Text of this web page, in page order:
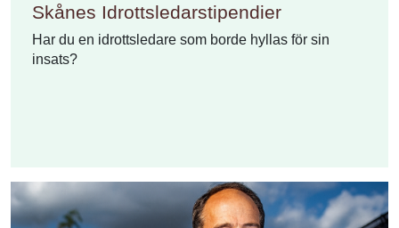
Skånes Idrottsledarstipendier
Har du en idrottsledare som borde hyllas för sin
insats?